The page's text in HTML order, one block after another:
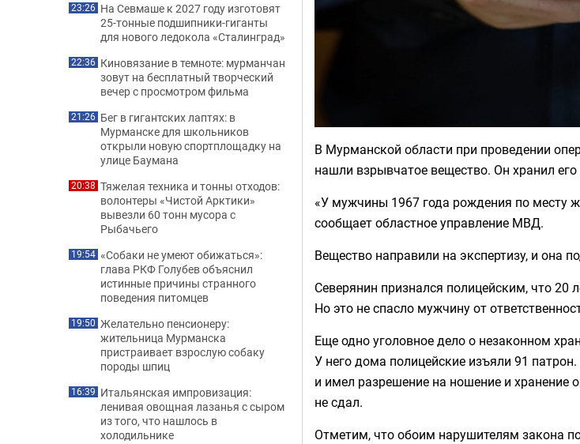
В Мурманской области при проведении
нашли взрывчатое вещество. Он хранил
«У мужчины 1967 года рождения по месту
сообщает областное управление МВД.
Вещество направили на экспертизу, и она
Северянин признался полицейским, что
Но это не спасло мужчину от
Еще одно уголовное дело о незаконном
У него дома полицейские изъяли 91
и имел разрешение на ношение и хранение
не сдал.
Отметим, что обоим нарушителям закона
23:26 На Севмаше к 2027 году изготовят
25-тонные подшипники-гиганты
для нового ледокола «Сталинград»
22:36 Киновязание в темноте: мурманчан
зовут на бесплатный творческий
вечер с просмотром фильма
21:26 Бег в гигантских лаптях: в
Мурманске для школьников
открыли новую спортплощадку на
улице Баумана
20:38 Тяжелая техника и тонны отходов:
волонтеры «Чистой Арктики»
вывезли 60 тонн мусора с
Рыбачьего
19:54 «Собаки не умеют обижаться»:
глава РКФ Голубев объяснил
истинные причины странного
поведения питомцев
19:50 Желательно пенсионеру:
жительница Мурманска
пристраивает взрослую собаку
породы шпиц
16:39 Итальянская импровизация:
ленивая овощная лазанья с сыром
из того, что нашлось в
холодильнике